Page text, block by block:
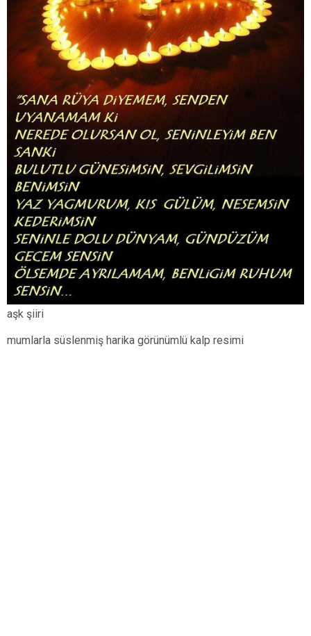
aşk şiiri
mumlarla süslenmiş harika görünümlü kalp resimi